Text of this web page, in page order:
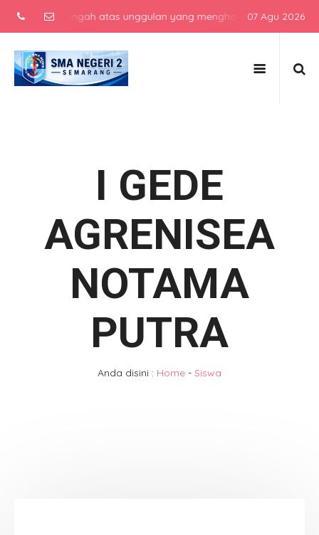
menengah atas unggulan yang menghasilkan lulusan
07 Agu 2026
I GEDE
AGRENISEA
NOTAMA
PUTRA
Anda disini : Home - Siswa